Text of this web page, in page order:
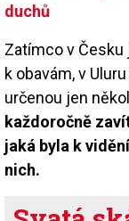
duchů
Zatímco v
k obavám, v
určenou jen
každoročně
jaká byla k
nich.